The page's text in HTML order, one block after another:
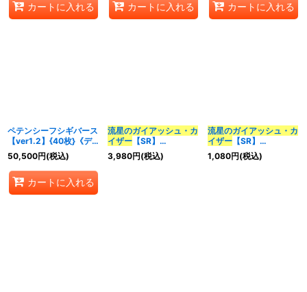
カートに入れる カートに入れる カートに入れる
ペテンシーフシギバース
【ver1.2】{40枚}《デ
ッキ販売》
50,500円(税込)
カートに入れる
流星のガイアッシュ・カ
イザー【SR】
{ART183/5}《多》
3,980円(税込)
流星のガイアッシュ・カ
イザー【SR】
{EX1721/138}《多》
1,080円(税込)